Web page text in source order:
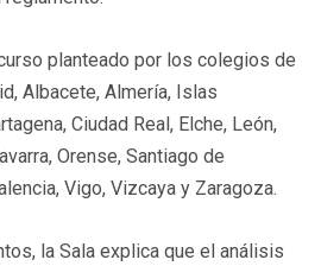
planteado por los colegios de
Albacete, Almería, Islas
Ciudad Real, Elche, León,
Orense, Santiago de
Vigo, Vizcaya y Zaragoza.
la Sala explica que el análisis